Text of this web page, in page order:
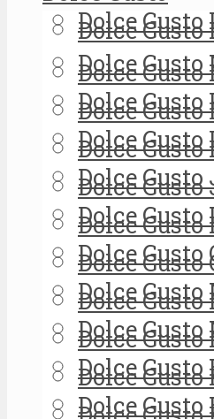
Dolce
Dolce Gusto
Dolce Gusto
Dolce Gusto
Dolce
Dolce
Dolce Gusto
Dolce
Dolce
Dolce Gusto
Dolce Gusto
Dolce
Dolce
Dolce Gusto
Dolce Gusto
Dolce
Dolce
Dolce Gusto
Dolce
Dolce
Dolce Gusto